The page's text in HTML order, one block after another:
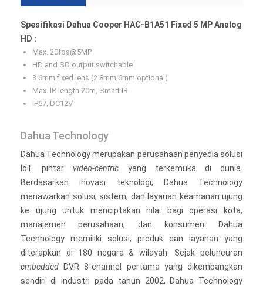
Spesifikasi Dahua Cooper HAC-B1A51 Fixed 5 MP Analog
HD :
Max. 20fps@5MP
HD and SD output switchable
3.6mm fixed lens (2.8mm,6mm optional)
Max. IR length 20m, Smart IR
IP67, DC12V
Dahua Technology
Dahua Technology merupakan perusahaan penyedia solusi
IoT pintarvideo-centric yang terkemuka di dunia.
Berdasarkan inovasi teknologi, Dahua Technology
menawarkan solusi, sistem, dan layanan keamanan ujung
ke ujung untuk menciptakan nilai bagi operasi kota,
manajemen perusahaan, dan konsumen. Dahua
Technology memiliki solusi, produk dan layanan yang
diterapkan di 180 negara & wilayah. Sejak peluncuran
embedded DVR 8-channel pertama yang dikembangkan
sendiri di industri pada tahun 2002, Dahua Technology